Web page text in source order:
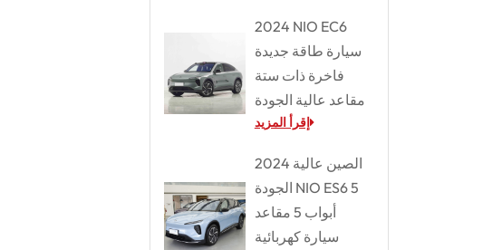
2024 NIO EC6
سيارة طاقة جديدة
فاخرة ذات ستة
مقاعد عالية الجودة
إقرأ المزيد
2024 الصين عالية
الجودة NIO ES6 5
أبواب 5 مقاعد
سيارة كهربائية